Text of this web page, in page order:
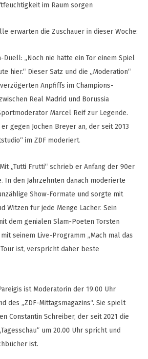
im Raum sorgen
erwarten die Zuschauer in dieser Woche:
Duell: „Noch nie hätte ein Tor einem Spiel
hier.“ Dieser Satz und die „Moderation“
Anpfiffs im Champions-
Real Madrid und Borussia
Marcel Reif zur Legende.
gegen Jochen Breyer an, der seit 2013
im ZDF moderiert.
„Tutti Frutti“ schrieb er Anfang der 90er
In den Jahrzehnten danach moderierte
Show-Formate und sorgte mit
Witzen für jede Menge Lacher. Sein
dem genialen Slam-Poeten Torsten
seinem Live-Programm „Mach mal das
ist, verspricht daher beste
ist Moderatorin der 19.00 Uhr
des „ZDF-Mittagsmagazins“. Sie spielt
Constantin Schreiber, der seit 2021 die
um 20.00 Uhr spricht und
ist.